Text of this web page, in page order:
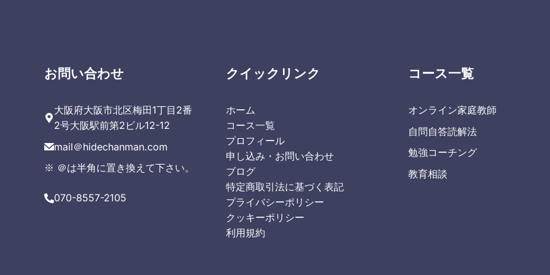
お問い合わせ
大阪府大阪市北区梅田1丁目2番
2号大阪駅前第2ビル12-12
mail＠hidechanman.com
※ ＠は半角に置き換えて下さい。
070-8557-2105
クイックリンク
ホーム
コース一覧
プロフィール
申し込み・お問い合わせ
ブログ
特定商取引法に基づく表記
プライバシーポリシー
クッキーポリシー
利用規約
コース一覧
オンライン家庭教師
自問自答読解法
勉強コーチング
教育相談